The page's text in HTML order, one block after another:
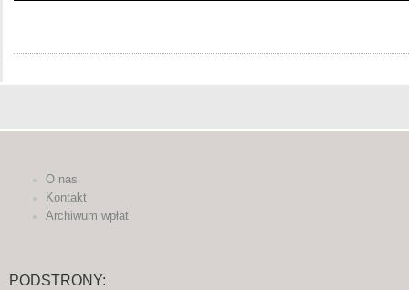
O nas
Kontakt
Archiwum wpłat
PODSTRONY: